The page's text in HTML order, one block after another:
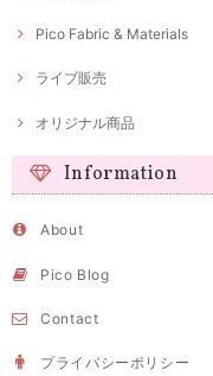
Pico Fabric & Materials
ライブ販売
オリジナル商品
Information
About
Pico Blog
Contact
プライバシーポリシー